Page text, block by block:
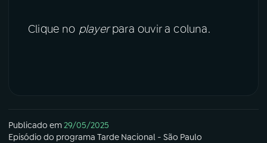
Clique no playerpara ouvir a coluna.
Publicado em29/05/2025
Episódio do programa Tarde Nacional - São Paulo